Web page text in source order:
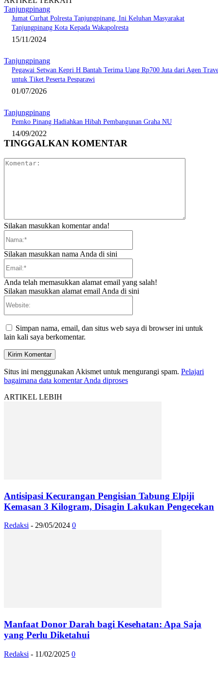
Tanjungpinang
Jumat Curhat Polresta Tanjungpinang, Ini Keluhan Masyarakat
Tanjungpinang Kota Kepada Wakapolresta
15/11/2024
Tanjungpinang
Pegawai Setwan Kepri H Bantah Terima Uang Rp700 Juta dari Agen
untuk Tiket Peserta Pesparawi
01/07/2026
Tanjungpinang
Pemko Pinang Hadiahkan Hibah Pembangunan Graha NU
14/09/2022
TINGGALKAN KOMENTAR
Silakan masukkan komentar anda!
Silakan masukkan nama Anda di sini
Anda telah memasukkan alamat email yang salah!
Silakan masukkan alamat email Anda di sini
Simpan nama, email, dan situs web saya di browser ini untuk
lain kali saya berkomentar.
Situs ini menggunakan Akismet untuk mengurangi spam. Pelajari
bagaimana data komentar Anda diproses
ARTIKEL LEBIH
Antisipasi Kecurangan Pengisian Tabung Elpiji
Kemasan 3 Kilogram, Disagin Lakukan Pengecekan
Redaksi - 29/05/2024 0
Manfaat Donor Darah bagi Kesehatan: Apa Saja
yang Perlu Diketahui
Redaksi - 11/02/2025 0